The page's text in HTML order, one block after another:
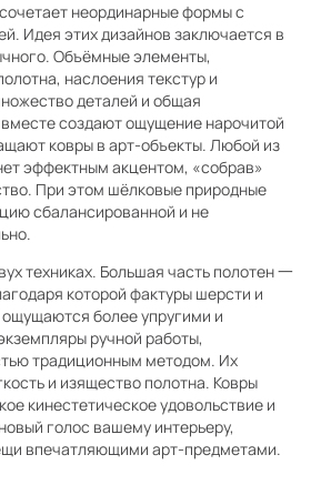
сочетает неординарные формы с
Идея этих дизайнов заключается в
Объёмные элементы,
наслоения текстур и
деталей и общая
создают ощущение нарочитой
ковры в арт-объекты. Любой из
эффектным акцентом, «собрав»
При этом шёлковые природные
сбалансированной и не
техниках. Большая часть полотен 一
которой фактуры шерсти и
ощущаются более упругими и
ручной работы,
традиционным методом. Их
и изящество полотна. Ковры
кинестетическое удовольствие и
голос вашему интерьеру,
впечатляющими арт-предметами.